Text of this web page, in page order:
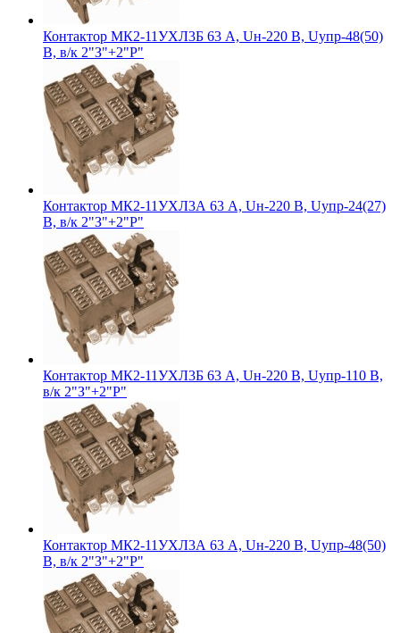
Контактор МК2-11УХЛ3Б 63 А, Uн-220 В, Uупр-48(50)
В, в/к 2"З"+2"Р"
Контактор МК2-11УХЛ3А 63 А, Uн-220 В, Uупр-24(27)
В, в/к 2"З"+2"Р"
Контактор МК2-11УХЛ3Б 63 А, Uн-220 В, Uупр-110 В,
в/к 2"З"+2"Р"
Контактор МК2-11УХЛ3А 63 А, Uн-220 В, Uупр-48(50)
В, в/к 2"З"+2"Р"